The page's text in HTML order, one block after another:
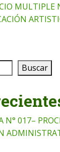
MULTIPLE
Buscar
N° 017–